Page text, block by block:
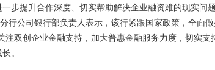
步提升合作深度、切实帮助解决企业融资难的现实问题
公司银行部负责人表示，该行紧跟国家政策，全面做
注双创企业金融支持，加大普惠金融服务力度，切实支
。